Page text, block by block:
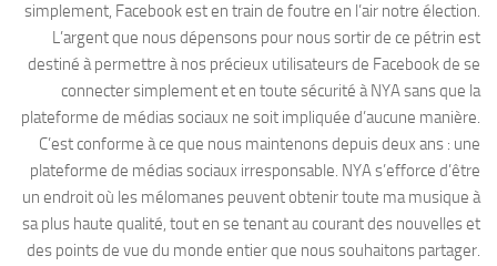
simplement, Facebook est en train de foutre en l’air notre élection.
L’argent que nous dépensons pour nous sortir de ce pétrin est
destiné à permettre à nos précieux utilisateurs de Facebook de se
connecter simplement et en toute sécurité à NYA sans que la
plateforme de médias sociaux ne soit impliquée d’aucune manière.
C’est conforme à ce que nous maintenons depuis deux ans : une
plateforme de médias sociaux irresponsable. NYA s’efforce d’être
un endroit où les mélomanes peuvent obtenir toute ma musique à
sa plus haute qualité, tout en se tenant au courant des nouvelles et
des points de vue du monde entier que nous souhaitons partager.